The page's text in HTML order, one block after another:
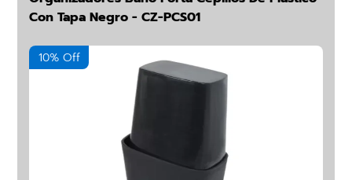
Con Tapa Negro - CZ-PCS01
10% Off